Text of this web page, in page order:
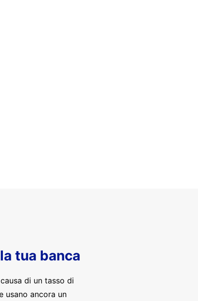
tua banca
di un tasso di
usano ancora un